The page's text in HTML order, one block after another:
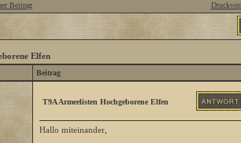
Beitrag
Elfen
Beitrag
T9A Armeelisten Hochgeborene Elfen
Hallo miteinander,